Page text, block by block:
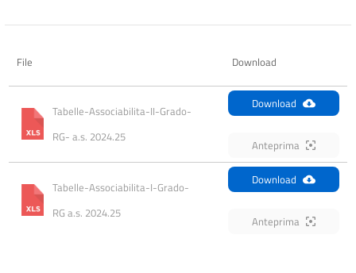
File Download
Tabelle-Associabilita-II-Grado-
RG- a.s. 2024.25
Download
Anteprima
Tabelle-Associabilita-I-Grado-
RG a.s. 2024.25
Download
Anteprima